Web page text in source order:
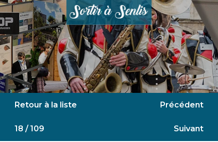
Retour à la liste Précédent
18 / 109 Suivant